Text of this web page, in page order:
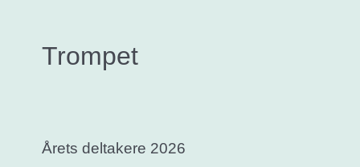
Trompet
Årets deltakere 2026